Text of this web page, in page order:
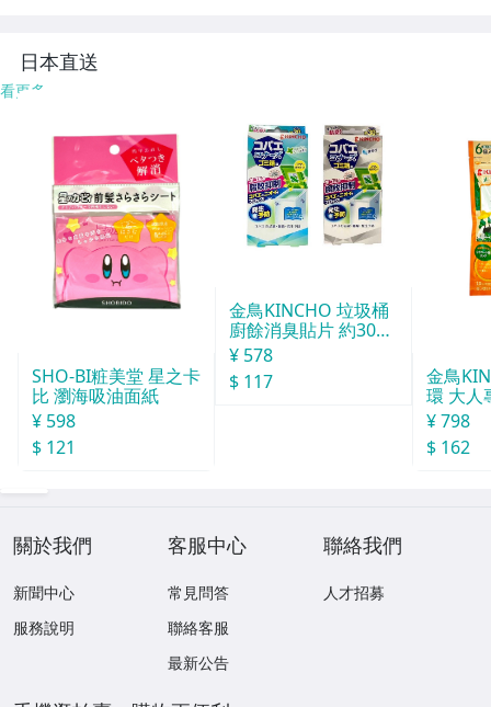
日本直送
看更多
SHO-BI粧美堂 星之卡
比 瀏海吸油面紙
¥ 598
$ 121
金鳥KINCHO 垃圾桶
廚餘消臭貼片 約30天
分
¥ 578
$ 117
金鳥
環 大人
¥ 798
$ 162
關於我們
新聞中心
服務說明
客服中心
常見問答
聯絡客服
最新公告
聯絡我們
人才招募